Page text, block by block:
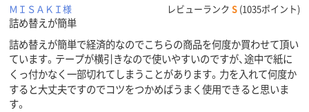
ＭＩＳＡＫＩ様
レビューランク S (1035ポイント)
詰め替えが簡単
詰め替えが簡単で経済的なのでこちらの商品を何度か買わせて頂い
ています。テープが横引きなので使いやすいのですが、途中で紙に
くっ付かなく一部切れてしまうことがあります。力を入れて何度か
すると大丈夫ですのでコツをつかめばうまく使用できると思いま
す。